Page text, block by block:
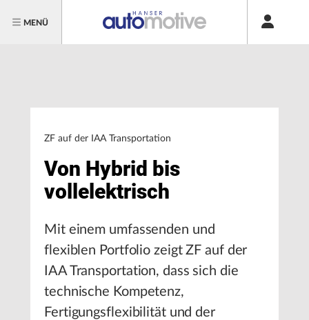
MENÜ
ZF auf der IAA Transportation
Von Hybrid bis
vollelektrisch
Mit einem umfassenden und
flexiblen Portfolio zeigt ZF auf der
IAA Transportation, dass sich die
technische Kompetenz,
Fertigungsflexibilität und der